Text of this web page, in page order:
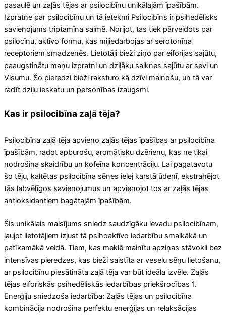
pasaulē un zaļās tējas ar psilocibīnu unikālajām īpašībām.
Izpratne par psilocibīnu un tā ietekmi Psilocibīns ir psihedēlisks
savienojums triptamīna saimē. Norijot, tas tiek pārveidots par
psilocīnu, aktīvo formu, kas mijiedarbojas ar serotonīna
receptoriem smadzenēs. Lietotāji bieži ziņo par eiforijas sajūtu,
paaugstinātu maņu izpratni un dziļāku saiknes sajūtu ar sevi un
Visumu. Šo pieredzi bieži raksturo kā dzīvi mainošu, un tā var
radīt dziļu ieskatu un personības izaugsmi.
Kas ir psilocibīna zaļā tēja?
Psilocibīna zaļā tēja apvieno zaļās tējas īpašības ar psilocibīna
īpašībām, radot apburošu, aromātisku dzērienu, kas ne tikai
nodrošina skaidrību un kofeīna koncentrāciju. Lai pagatavotu
šo tēju, kaltētas psilocibīna sēnes ielej karstā ūdenī, ekstrahējot
tās labvēlīgos savienojumus un apvienojot tos ar zaļās tējas
antioksidantiem bagātajām īpašībām.
Šis unikālais maisījums sniedz saudzīgāku ievadu psilocibīnam,
ļaujot lietotājiem izjust tā psihoaktīvo iedarbību smalkākā un
patīkamākā veidā. Tiem, kas meklē mainītu apziņas stāvokli bez
intensīvas pieredzes, kas bieži saistīta ar veselu sēņu lietošanu,
ar psilocibīnu piesātināta zaļā tēja var būt ideāla izvēle. Zaļās
tējas eiforiskās psihedēliskās iedarbības priekšrocības 1.
Enerģiju sniedzoša iedarbība: Zaļās tējas un psilocibīna
kombinācija nodrošina perfektu enerģijas un relaksācijas